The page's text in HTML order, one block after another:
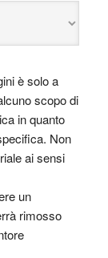
è solo a
scopo di
in quanto
Non
ai sensi
un
rimosso